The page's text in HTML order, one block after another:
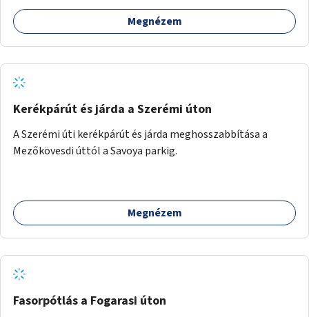
például rajzokkal, kérdésekkel, üzenetküldési lehetőséggel
vagy akciónapokkal – bérleti és közüzemi díjak nélkül, a
Megnézem
Kerékpárút és járda a Szerémi úton
A Szerémi úti kerékpárút és járda meghosszabbítása a
Mezőkövesdi úttól a Savoya parkig.
Megnézem
Fasorpótlás a Fogarasi úton